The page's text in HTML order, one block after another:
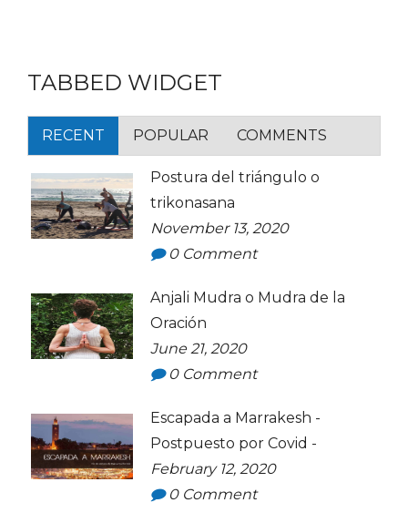
TABBED WIDGET
RECENT POPULAR COMMENTS
Postura del triángulo o
trikonasana
November 13, 2020
0Comment
Anjali Mudra o Mudra de la
Oración
June 21, 2020
0Comment
Escapada a Marrakesh -
Postpuesto por Covid -
February 12, 2020
0Comment